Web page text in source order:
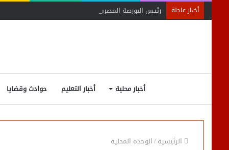
أخبار عاجلة رئيس البورصة المصرية يلتقي رئيس جهاز التمثيل التجاري
أخبار محلية أخبار التعليم حوادث وقضايا
الرئيسية/الوحده المحليه